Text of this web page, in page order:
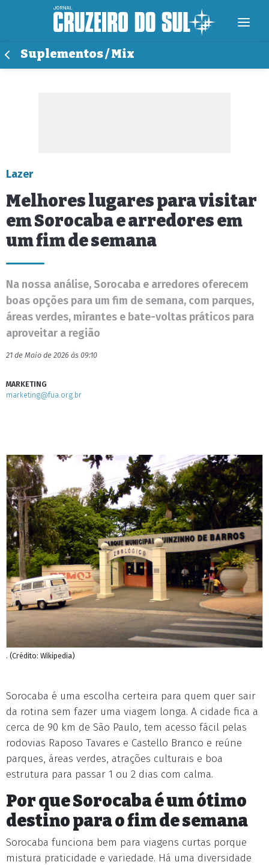
Suplementos / Mix
Lazer
Melhores lugares para visitar
em Sorocaba e arredores em
um fim de semana
Na nossa análise, Sorocaba e arredores oferecem
boas opções para um fim de semana, com parques,
áreas verdes, mirantes e bate-voltas práticos para
aproveitar a região
21 de Maio de 2026 às 09:10
MARKETING
marketing@fua.org.br
. (Crédito: Wikipedia)
Sorocaba é uma escolha certeira para quem quer sair
da rotina sem fazer uma viagem longa. A cidade fica a
cerca de 90 km de São Paulo, tem acesso fácil pelas
rodovias Raposo Tavares e Castello Branco e reúne
parques, áreas verdes, atrações culturais e boa
estrutura para passar 1 ou 2 dias com calma.
Por que Sorocaba é um ótimo
destino para o fim de semana
Sorocaba funciona bem para viagens curtas porque
mistura praticidade e variedade. Há uma diversidade